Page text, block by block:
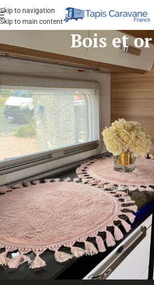
Skip to navigation
Skip to main content
Bois et or
Aucun produit ne correspond à votre sélection.